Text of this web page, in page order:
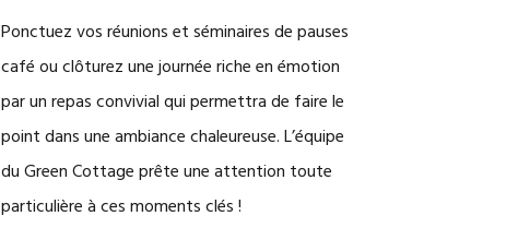
​​Ponctuez vos réunions et séminaires de pauses
café ou clôturez une journée riche en émotion
par un repas convivial qui permettra de faire le
point dans une ambiance chaleureuse. L’équipe
du Green Cottage prête une attention toute
particulière à ces moments clés !